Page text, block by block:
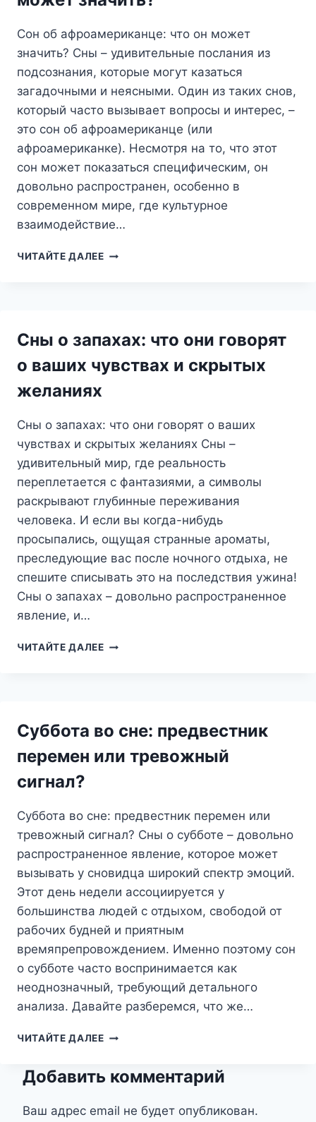
Сон об афроамериканце: что он может
значить? Сны – удивительные послания из
подсознания, которые могут казаться
загадочными и неясными. Один из таких снов,
который часто вызывает вопросы и интерес, –
это сон об афроамериканце (или
афроамериканке). Несмотря на то, что этот
сон может показаться специфическим, он
довольно распространен, особенно в
современном мире, где культурное
взаимодействие…
ЧИТАЙТЕ ДАЛЕЕСОН
ЗНАЧИТЬ?
Сны о запахах: что они говорят
о ваших чувствах и скрытых
желаниях
Сны о запахах: что они говорят о ваших
чувствах и скрытых желаниях Сны –
удивительный мир, где реальность
переплетается с фантазиями, а символы
раскрывают глубинные переживания
человека. И если вы когда-нибудь
просыпались, ощущая странные ароматы,
преследующие вас после ночного отдыха, не
спешите списывать это на последствия ужина!
Сны о запахах – довольно распространенное
явление, и…
ЧИТАЙТЕ ДАЛЕЕСНЫ
О
ЧУВСТВАХ
Суббота во сне: предвестник
перемен или тревожный
сигнал?
Суббота во сне: предвестник перемен или
тревожный сигнал? Сны о субботе – довольно
распространенное явление, которое может
вызывать у сновидца широкий спектр эмоций.
Этот день недели ассоциируется у
большинства людей с отдыхом, свободой от
рабочих будней и приятным
времяпрепровождением. Именно поэтому сон
о субботе часто воспринимается как
неоднозначный, требующий детального
анализа. Давайте разберемся, что же…
ЧИТАЙТЕ ДАЛЕЕСУББОТА
ПРЕДВЕСТНИК
ИЛИ
Добавить комментарий
Ваш адрес email не будет опубликован.